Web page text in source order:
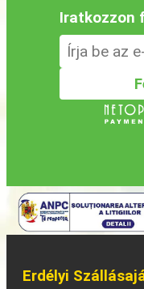
Iratkozzon
Erdélyi